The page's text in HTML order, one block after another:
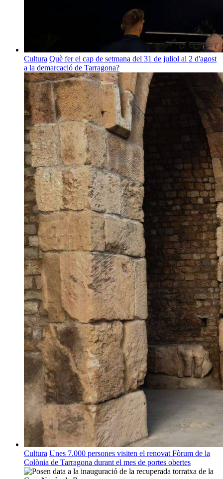
Cultura Què fer el cap de setmana del 31 de juliol al 2 d'agost
a la demarcació de Tarragona?
Cultura Unes 7.000 persones visiten el renovat Fòrum de la
Colònia de Tarragona durant el mes de portes obertes